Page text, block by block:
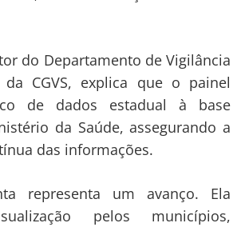
do Departamento de Vigilância
da CGVS, explica que o painel
de dados estadual à base
da Saúde, assegurando a
das informações.
representa um avanço. Ela
pelos municípios,